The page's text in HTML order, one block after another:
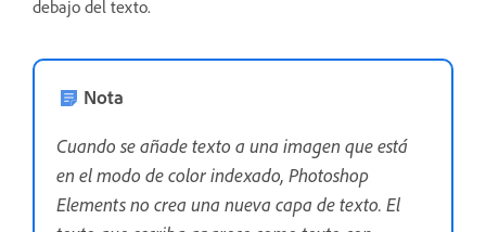
debajo del texto.
Nota
Cuando se añade texto a una imagen que está
en el modo de color indexado, Photoshop
Elements no crea una nueva capa de texto. El